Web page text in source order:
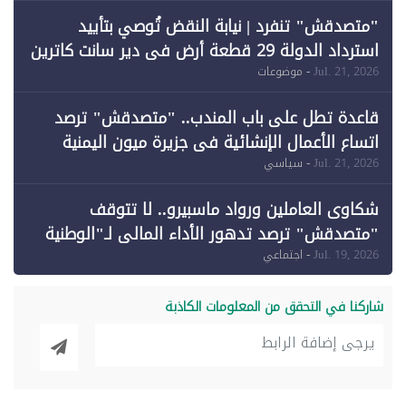
"متصدقش" تنفرد | نيابة النقض تُوصي بتأييد
استرداد الدولة 29 قطعة أرض في دير سانت كاترين
وقبول طعن الحكومة جزئيًا (1)
Jul. 21, 2026- موضوعات
قاعدة تطل على باب المندب.. "متصدقش" ترصد
اتساع الأعمال الإنشائية في جزيرة ميون اليمنية
Jul. 21, 2026- سياسي
شكاوى العاملين ورواد ماسبيرو.. لا تتوقف
"متصدقش" ترصد تدهور الأداء المالي لـ"الوطنية
للإعلام"
Jul. 19, 2026- اجتماعي
شاركنا في التحقق من المعلومات الكاذبة